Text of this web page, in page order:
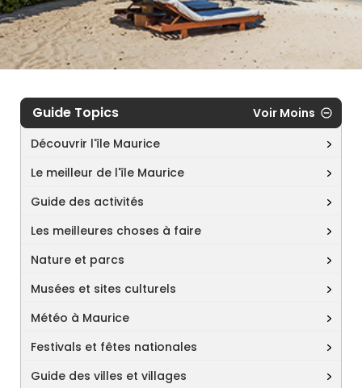
Guide Topics
Voir Moins
Découvrir l'île Maurice
Le meilleur de l'île Maurice
Guide des activités
Les meilleures choses à faire
Nature et parcs
Musées et sites culturels
Météo à Maurice
Festivals et fêtes nationales
Guide des villes et villages